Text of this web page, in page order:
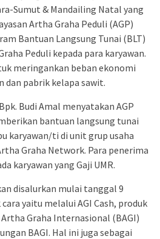
Sumut & Mandailing Natal yang
Artha Graha Peduli (AGP)
Bantuan Langsung Tunai (BLT)
Peduli kepada para karyawan.
meringankan beban ekonomi
dan pabrik kelapa sawit.
Budi Amal menyatakan AGP
bantuan langsung tunai
karyawan/ti di unit grup usaha
Graha Network. Para penerima
karyawan yang Gaji UMR.
disalurkan mulai tanggal 9
yaitu melalui AGI Cash, produk
Graha Internasional (BAGI)
BAGI. Hal ini juga sebagai